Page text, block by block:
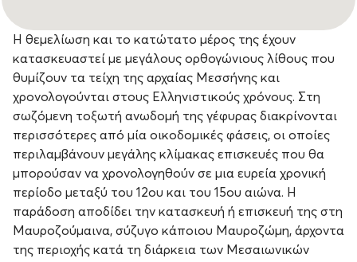
Η θεμελίωση και το κατώτατο μέρος της έχουν
κατασκευαστεί με μεγάλους ορθογώνιους λίθους που
θυμίζουν τα τείχη της αρχαίας Μεσσήνης και
χρονολογούνται στους Ελληνιστικούς χρόνους. Στη
σωζόμενη τοξωτή ανωδομή της γέφυρας διακρίνονται
περισσότερες από μία οικοδομικές φάσεις, οι οποίες
περιλαμβάνουν μεγάλης κλίμακας επισκευές που θα
μπορούσαν να χρονολογηθούν σε μια ευρεία χρονική
περίοδο μεταξύ του 12ου και του 15ου αιώνα. Η
παράδοση αποδίδει την κατασκευή ή επισκευή της στη
Μαυροζούμαινα, σύζυγο κάποιου Μαυροζώμη, άρχοντα
της περιοχής κατά τη διάρκεια των Μεσαιωνικών